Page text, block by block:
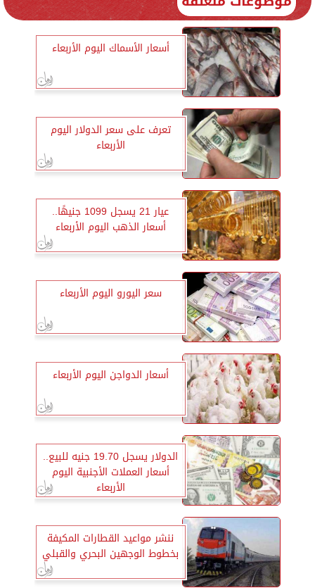
أسعار الأسماك اليوم الأربعاء
تعرف على سعر الدولار اليوم
الأربعاء
عيار 21 يسجل 1099 جنيهًا..
أسعار الذهب اليوم الأربعاء
سعر اليورو اليوم الأربعاء
أسعار الدواجن اليوم الأربعاء
الدولار يسجل 19.70 جنيه للبيع..
أسعار العملات الأجنبية اليوم
الأربعاء
ننشر مواعيد القطارات المكيفة
بخطوط الوجهين البحري والقبلي